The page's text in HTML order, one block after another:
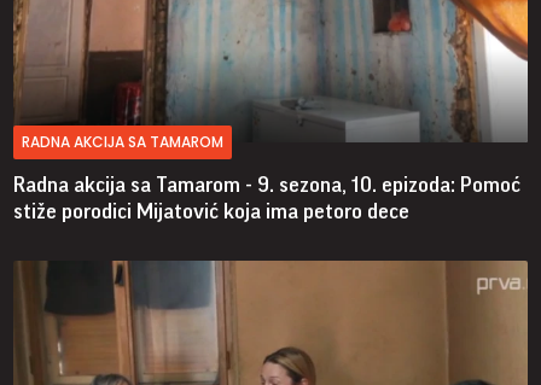
RADNA AKCIJA SA TAMAROM
Radna akcija sa Tamarom - 9. sezona, 10. epizoda: Pomoć
stiže porodici Mijatović koja ima petoro dece